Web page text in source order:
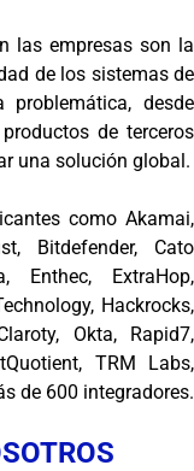
las empresas son la
de los sistemas de
desde
de terceros
una solución global.
como Akamai,
Bitdefender, Cato
Enthec, ExtraHop,
Hackrocks,
Okta, Rapid7,
TRM Labs,
de 600 integradores.